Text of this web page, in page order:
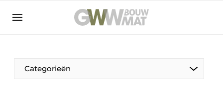
NL EN
Categorieën